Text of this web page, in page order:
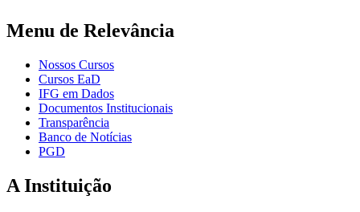
Menu de Relevância
Nossos Cursos
Cursos EaD
IFG em Dados
Documentos Institucionais
Transparência
Banco de Notícias
PGD
A Instituição